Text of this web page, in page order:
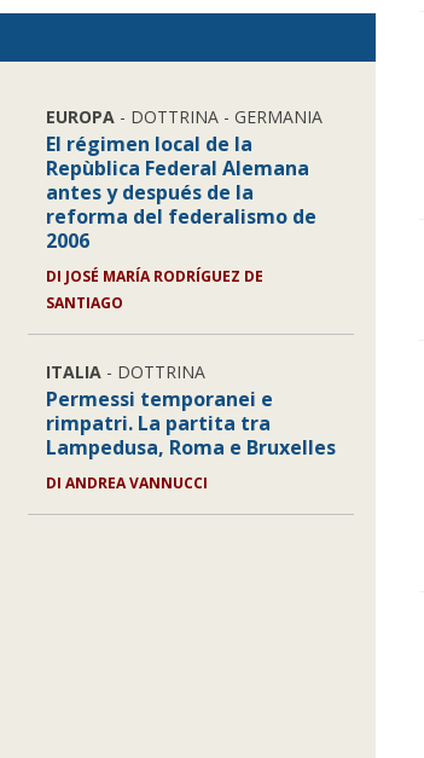
EUROPA- DOTTRINA - GERMANIA
El régimen local de la
Repùblica Federal Alemana
antes y después de la
reforma del federalismo de
2006
DI JOSÉ MARÍA RODRÍGUEZ DE
SANTIAGO
ITALIA- DOTTRINA
Permessi temporanei e
rimpatri. La partita tra
Lampedusa, Roma e Bruxelles
DI ANDREA VANNUCCI